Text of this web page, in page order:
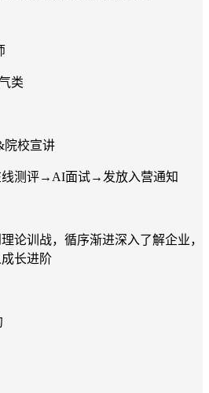
类
院校宣讲
测评→AI面试→发放入营通知
论训战，循序渐进深入了解企业，
长进阶